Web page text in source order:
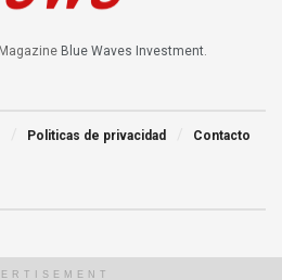
Blue Waves Investment.
Politicas de privacidad Contacto